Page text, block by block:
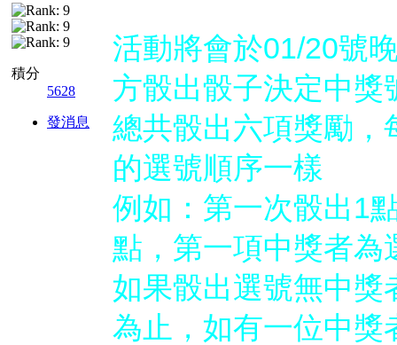
積分
5628
發消息
活動將會於01/20號
方骰出骰子決定中獎
總共骰出六項獎勵，
的選號順序一樣
例如：第一次骰出1
點，第一項中獎者為
如果骰出選號無中獎
為止，如有一位中